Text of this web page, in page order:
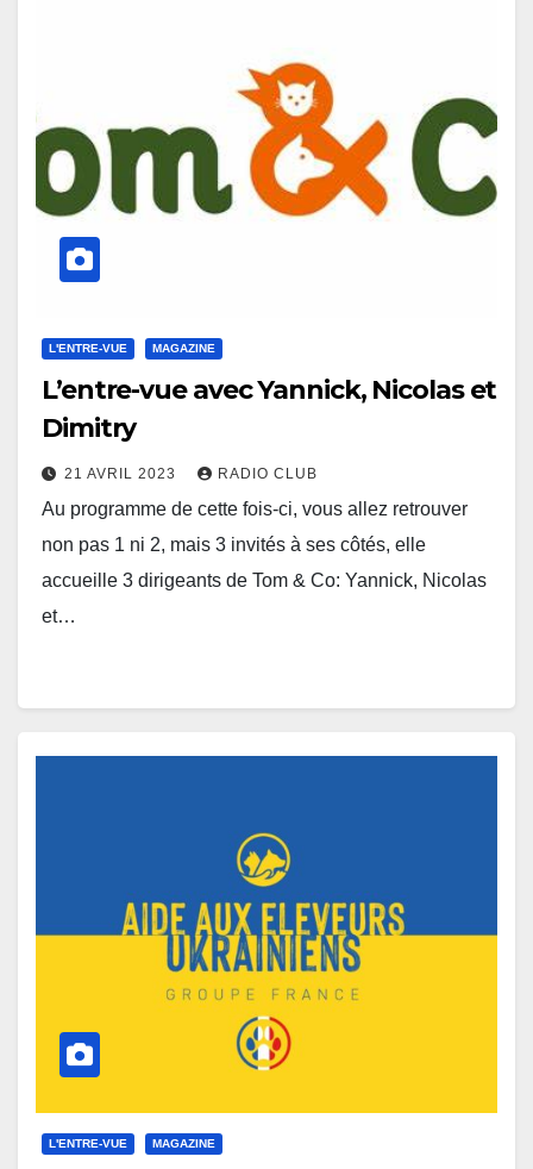
L'ENTRE-VUE MAGAZINE
L’entre-vue avec Yannick, Nicolas et
Dimitry
21 AVRIL 2023 RADIO CLUB
Au programme de cette fois-ci, vous allez retrouver
non pas 1 ni 2, mais 3 invités à ses côtés, elle
accueille 3 dirigeants de Tom & Co: Yannick, Nicolas
et…
L'ENTRE-VUE MAGAZINE